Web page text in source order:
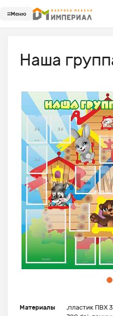
Меню
Материалы
,пластик ПВХ
Наша